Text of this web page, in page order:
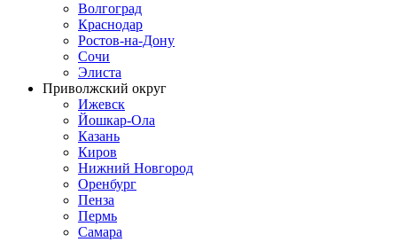
Волгоград
Краснодар
Ростов-на-Дону
Сочи
Элиста
Приволжский округ
Ижевск
Йошкар-Ола
Казань
Киров
Нижний Новгород
Оренбург
Пенза
Пермь
Самара